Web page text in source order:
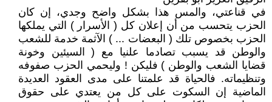
في قناعتي، والمس هذا بشكل واضح وجدي، إن كان
الحزب يتحسب من أن إعلان كل ( الأسرار ) التي يملكها
الحزب بخصوص تلك ( البعضات ... ) الآثمة خدمة للشعب
والوطن قد يسبب تصادما علنيا مع ( السيئين وخونة
قضايا الشعب والوطن ) فليكن ! وليحمي الحزب صفوفه
وتنظيماته. فالحياة قد علمتنا على مدى العقود العديدة
الماضية إن السكوت على كل من يعتدي على حقوق